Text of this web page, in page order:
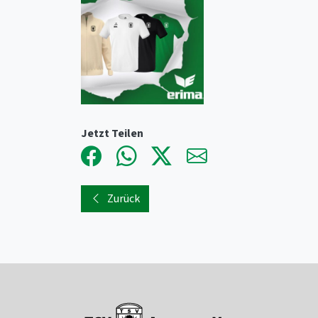
Jetzt Teilen
Zurück